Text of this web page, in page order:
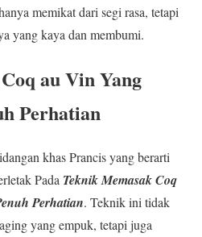
memikat dari segi rasa, tetapi
yang kaya dan membumi.
au Vin Yang
Perhatian
khas Prancis yang berarti
Pada Teknik Memasak Coq
Perhatian. Teknik ini tidak
yang empuk, tetapi juga